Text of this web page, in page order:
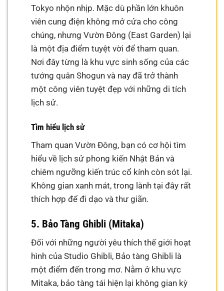
Tokyo nhộn nhịp. Mặc dù phần lớn khuôn
viên cung điện không mở cửa cho công
chúng, nhưng Vườn Đông (East Garden) lại
là một địa điểm tuyệt vời để tham quan.
Nơi đây từng là khu vực sinh sống của các
tướng quân Shogun và nay đã trở thành
một công viên tuyệt đẹp với những di tích
lịch sử.
Tìm hiểu lịch sử
Tham quan Vườn Đông, bạn có cơ hội tìm
hiểu về lịch sử phong kiến Nhật Bản và
chiêm ngưỡng kiến trúc cổ kính còn sót lại.
Không gian xanh mát, trong lành tại đây rất
thích hợp để đi dạo và thư giãn.
5. Bảo Tàng Ghibli (Mitaka)
Đối với những người yêu thích thế giới hoạt
hình của Studio Ghibli, Bảo tàng Ghibli là
một điểm đến trong mơ. Nằm ở khu vực
Mitaka, bảo tàng tái hiện lại không gian kỳ